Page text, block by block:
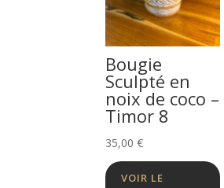
Bougie
Sculpté en
noix de coco –
Timor 8
35,00€
VOIR LE